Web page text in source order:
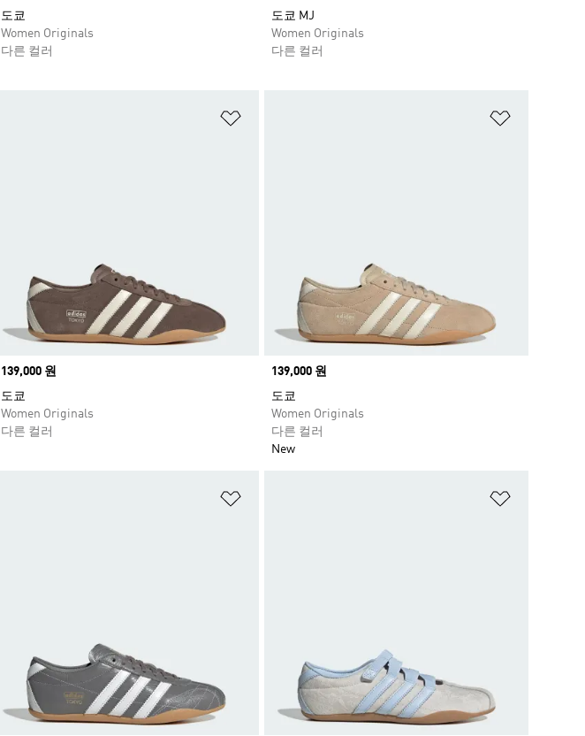
도쿄
Women Originals
다른 컬러
도쿄 MJ
Women Originals
다른 컬러
Price
139,000 원
도쿄
Women Originals
다른 컬러
Price
139,000 원
도쿄
Women Originals
다른 컬러
New